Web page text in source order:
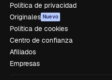
Política de privacidad
Originales Nuevo
Política de cookies
Centro de confianza
Afiliados
Empresas